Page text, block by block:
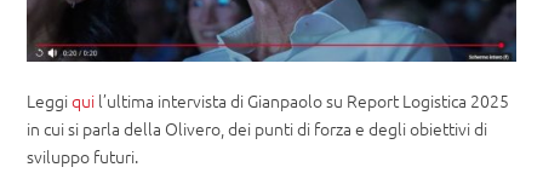
Leggiqui l’ultima intervista di Gianpaolo su Report Logistica 2025
in cui si parla della Olivero, dei punti di forza e degli obiettivi di
sviluppo futuri.